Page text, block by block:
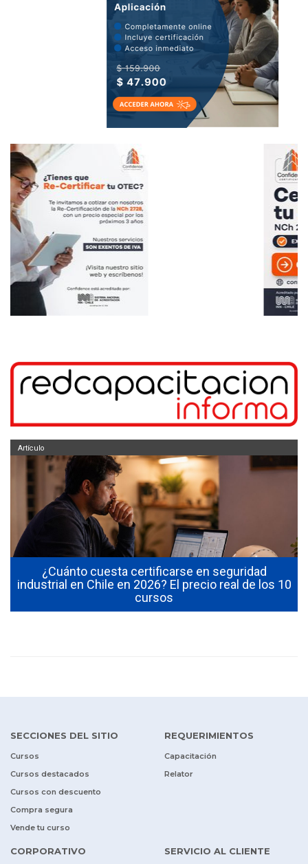
¿Cuánto cuesta certificarse en seguridad
industrial en Chile en 2026? El precio real de los 10
cursos
Artículo
SECCIONES DEL SITIO
Cursos
Cursos destacados
Cursos con descuento
Compra segura
Vende tu curso
REQUERIMIENTOS
Capacitación
Relator
CORPORATIVO SERVICIO AL CLIENTE